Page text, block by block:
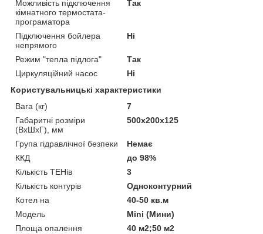
Можливість підключення
кімнатного термостата-
програматора
Так
Підключення бойлера
непрямого
Ні
Режим "тепла підлога"
Так
Циркуляційний насос
Ні
Користувальницькі характеристики
Вага (кг)
7
Габаритні розміри
(ВхШхГ), мм
500х200х125
Група гідравлічної безпеки
Немає
ККД
до 98%
Кількість ТЕНів
3
Кількість контурів
Одноконтурний
Котел на
40-50 кв.м
Мoдель
Mini (Мини)
Площа опалення
40 м2;50 м2